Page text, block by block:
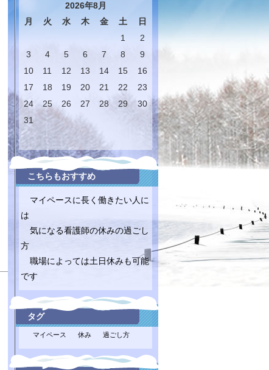
2026年8月
月
火 水 木 金 土
日
1
2
3
4 5 6 7 8
9
10
11 12 13 14 15
16
17
18 19 20 21 22
23
24
25 26 27 28 29
30
31
こちらもおすすめ
マイペースに長く働きたい人に
は
気になる看護師の休みの過ごし
方
職場によっては土日休みも可能
です
タグ
マイペース 休み 過ごし方